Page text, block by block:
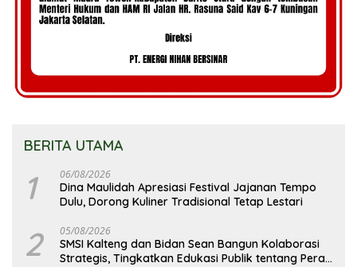
BERITA UTAMA
1 06/08/2026
Dina Maulidah Apresiasi Festival Jajanan Tempo
Dulu, Dorong Kuliner Tradisional Tetap Lestari
2 05/08/2026
SMSI Kalteng dan Bidan Sean Bangun Kolaborasi
Strategis, Tingkatkan Edukasi Publik tentang Peran